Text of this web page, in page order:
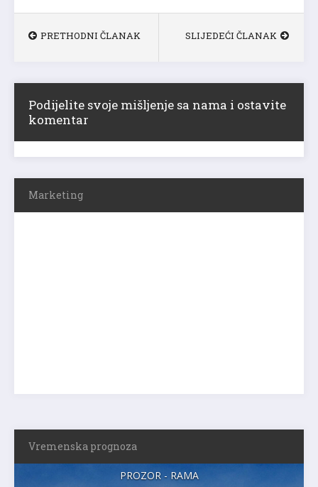
PRETHODNI ČLANAK SLIJEDEĆI ČLANAK
Podijelite svoje mišljenje sa nama i ostavite
komentar
Marketing
Vremenska prognoza
PROZOR - RAMA